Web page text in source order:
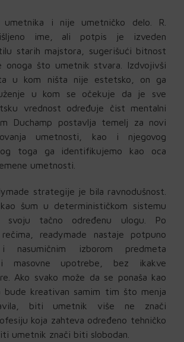
umetnika i nije umetničko delo. R.
ime, ali potpis je izveden
starih majstora, sugerišući bitnost
onoga što umetnik stvara. Izdvojivši
u kom ništa nije estetsko, on ga
u kom se očekuje da je sve
vrednost određuje čist mentalni
Duchamp postavlja temelj za novi
umetnosti, kao i njegovog
toga ga identifikujemo kao oca
umetnosti.
strategije je bila ravnodušnost.
kao šum u determinističkom sistemu
tačno određenu ulogu. Po
rečima, readymade nastaje potpuno
i nasumičnim izborom predmeta
i masovne upotrebe, bez ikakve
Ako svako može da se ponaša kao
kreativan samim tim što menja
biti umetnik više ne znači
koja zahteva određeno tehničko
umetnik znači biti slobodan.